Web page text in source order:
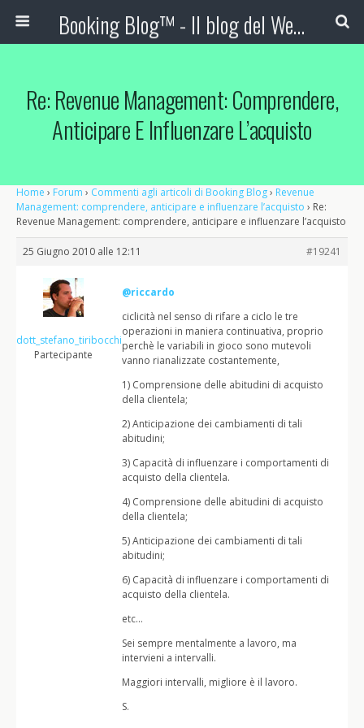
Booking Blog™ - Il blog del Web Marketing Turistico
Re: Revenue Management: Comprendere,
Anticipare E Influenzare L’acquisto
Home › Forum › Commenti agli articoli di Booking Blog› Revenue
Management: comprendere, anticipare e influenzare l’acquisto › Re:
Revenue Management: comprendere, anticipare e influenzare l’acquisto
25 Giugno 2010 alle 12:11 #19241
dott_stefano_tiribocchi
Partecipante
@riccardo
ciclicità nel senso di rifare a ciclo le tre
operazioni in maniera continuativa, proprio
perchè le variabili in gioco sono mutevoli
vanno rianalizzate costantemente,
1) Comprensione delle abitudini di acquisto
della clientela;
2) Anticipazione dei cambiamenti di tali
abitudini;
3) Capacità di influenzare i comportamenti di
acquisto della clientela.
4) Comprensione delle abitudini di acquisto
della clientela;
5) Anticipazione dei cambiamenti di tali
abitudini;
6) Capacità di influenzare i comportamenti di
acquisto della clientela.
etc…
Sei sempre mentalmente a lavoro, ma
intervieni a intervalli.
Maggiori intervalli, migliore è il lavoro.
S.